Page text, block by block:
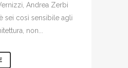
Andrea Zerbi
sei così sensibile agli
non...